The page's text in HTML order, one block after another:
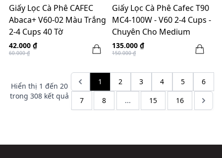
Giấy Lọc Cà Phê CAFEC
Abaca+ V60-02 Màu Trắng
2-4 Cups 40 Tờ
42.000 ₫
60.000 ₫
Giấy Lọc Cà Phê Cafec T90
MC4-100W - V60 2-4 Cups -
Chuyên Cho Medium
Roast - Túi 100 Tờ - Màu
Trắng
135.000 ₫
150.000 ₫
Hiển thị 1 đến 20
trong 308kết quả
1 2 3 4 5
6
7
8 ... 15 16